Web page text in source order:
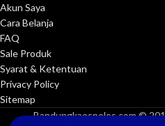
Akun Saya
Cara Belanja
FAQ
Sale Produk
Syarat & Ketentuan
Privacy Policy
Sitemap
Bandungkaospolos.com ©